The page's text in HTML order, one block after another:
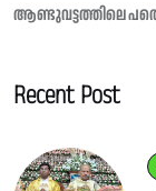
ആണ്ടുവട്ടത്തിലെ
Recent Post